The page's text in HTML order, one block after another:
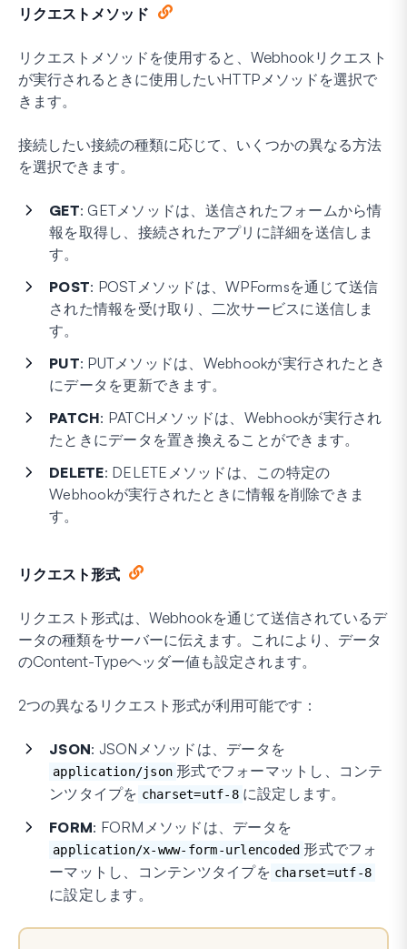
リクエストメソッド
リクエストメソッドを使用すると、Webhookリクエスト
が実行されるときに使用したいHTTPメソッドを選択で
きます。
接続したい接続の種類に応じて、いくつかの異なる方法
を選択できます。
GET: GETメソッドは、送信されたフォームから情
報を取得し、接続されたアプリに詳細を送信しま
す。
POST: POSTメソッドは、WPFormsを通じて送信
された情報を受け取り、二次サービスに送信しま
す。
PUT: PUTメソッドは、Webhookが実行されたとき
にデータを更新できます。
PATCH: PATCHメソッドは、Webhookが実行され
たときにデータを置き換えることができます。
DELETE: DELETEメソッドは、この特定の
Webhookが実行されたときに情報を削除できま
す。
リクエスト形式
リクエスト形式は、Webhookを通じて送信されているデ
ータの種類をサーバーに伝えます。これにより、データ
のContent-Typeヘッダー値も設定されます。
2つの異なるリクエスト形式が利用可能です：
JSON: JSONメソッドは、データを
application/json 形式でフォーマットし、コンテ
ンツタイプを charset=utf-8 に設定します。
FORM: FORMメソッドは、データを
application/x-www-form-urlencoded 形式でフォ
ーマットし、コンテンツタイプを charset=utf-8
に設定します。